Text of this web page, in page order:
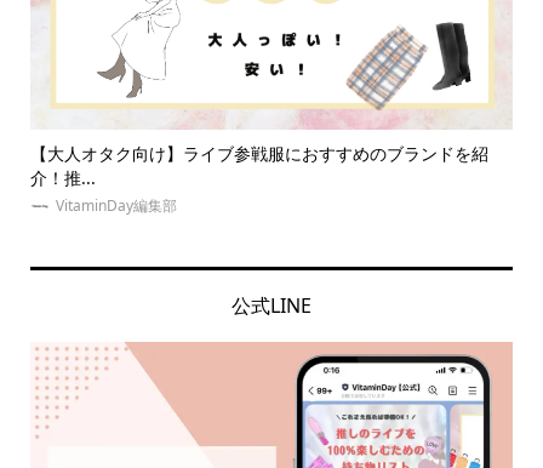
【2024年版】オタク友達へのプレゼントをジャンル・価格別
に...
VitaminDay編集部
公式LINE